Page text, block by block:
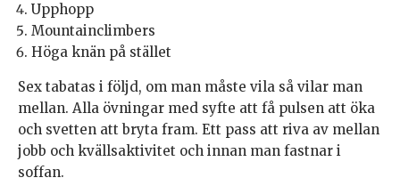
Upphopp
Mountainclimbers
Höga knän på stället
Sex tabatas i följd, om man måste vila så vilar man
mellan. Alla övningar med syfte att få pulsen att öka
och svetten att bryta fram. Ett pass att riva av mellan
jobb och kvällsaktivitet och innan man fastnar i
soffan.